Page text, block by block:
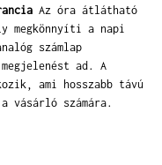
Az óra átlátható
megkönnyíti a napi
számlap
ad. A
ami hosszabb távú
vásárló számára.